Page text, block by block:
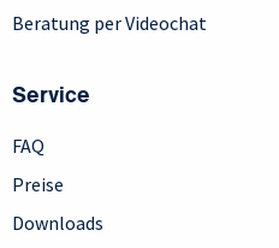
Beratung per Videochat
Service
FAQ
Preise
Downloads